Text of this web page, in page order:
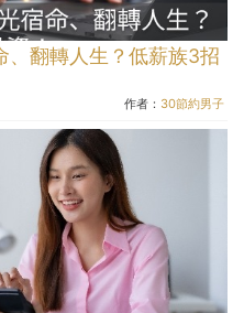
、翻轉人生？低薪族3招
作者： 30節約男子